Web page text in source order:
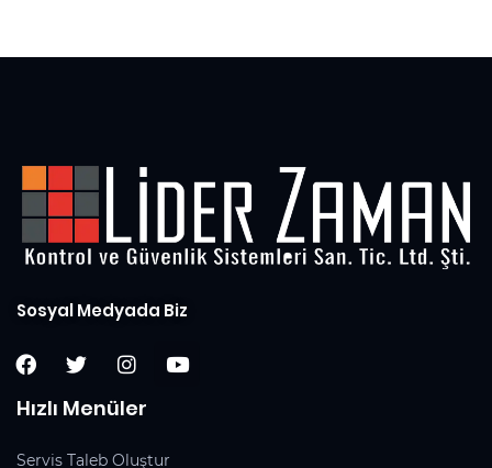
Sosyal Medyada Biz
Hızlı Menüler
Servis Taleb Oluştur